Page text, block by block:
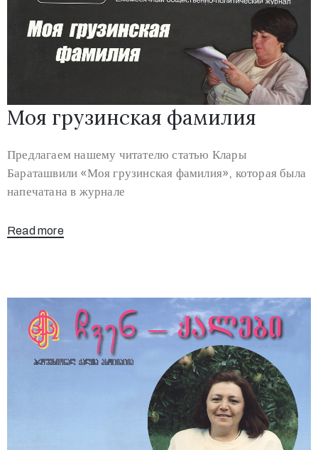
Моя грузинская фамилия
Предлагаем нашему читателю статью Клары
Бараташвили «Моя грузинская фамилия», которая была
напечатана в журнале
Read more